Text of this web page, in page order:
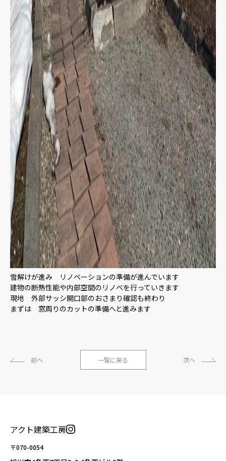
雪解けが進み リノベーションの準備が進んでいます
建物の断熱性能や内部空間のリノベを行っていきます
現地 外部サッシ開口部のおさまり確認も終わり
まずは 窓周りのカットの準備へと進みます
前へ 一覧に戻る 次へ
アクト建築工房
〒070-0054